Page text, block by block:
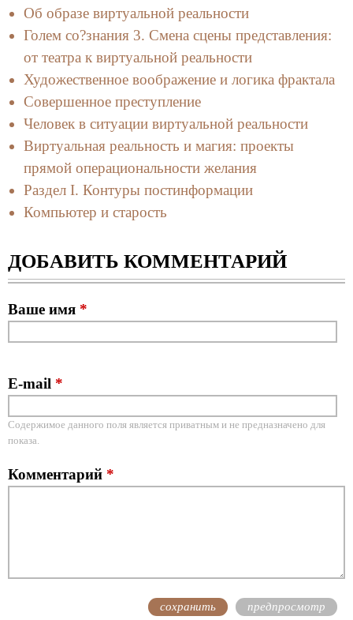
Об образе виртуальной реальности
Голем со?знания 3. Смена сцены представления:
от театра к виртуальной реальности
Художественное воображение и логика фрактала
Совершенное преступление
Человек в ситуации виртуальной реальности
Виртуальная реальность и магия: проекты
прямой операциональности желания
Раздел I. Контуры постинформации
Компьютер и старость
ДОБАВИТЬ КОММЕНТАРИЙ
Ваше имя *
E-mail *
Содержимое данного поля является приватным и не предназначено для
показа.
Комментарий *